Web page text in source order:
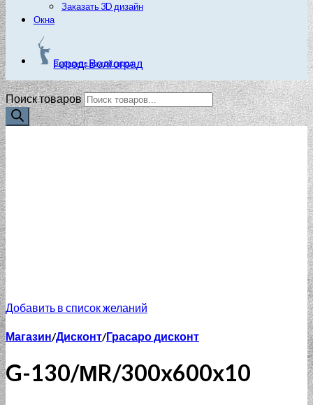
Заказать 3D дизайн
Окна
Город: Волгоград
Выберите другой город
Поиск товаров
Добавить в список желаний
Магазин/Дисконт/Грасаро дисконт
G-130/МR/300x600x10